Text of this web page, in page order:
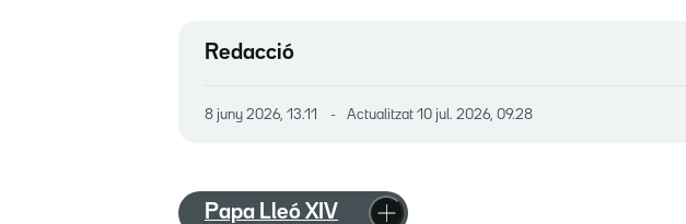
Redacció
8 juny 2026, 13.11 Actualitzat 10 jul. 2026, 09.28
Papa Lleó XIV